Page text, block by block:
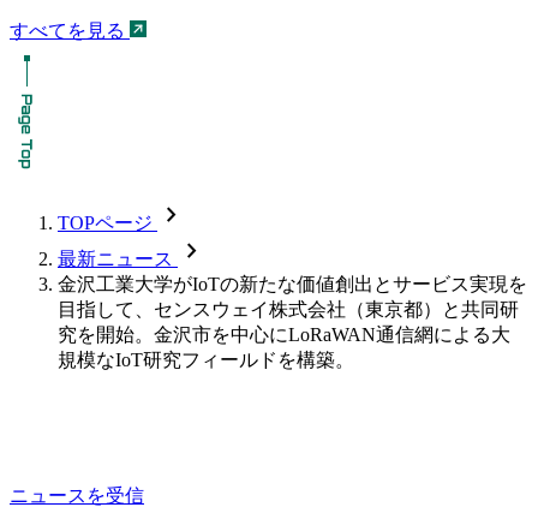
すべてを見る
TOPページ chevron_forward
最新ニュース chevron_forward
金沢工業大学がIoTの新たな価値創出とサービス実現を
目指して、センスウェイ株式会社（東京都）と共同研
究を開始。金沢市を中心にLoRaWAN通信網による大
規模なIoT研究フィールドを構築。
ニュースを受信